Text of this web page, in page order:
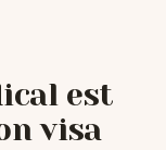
est
visa